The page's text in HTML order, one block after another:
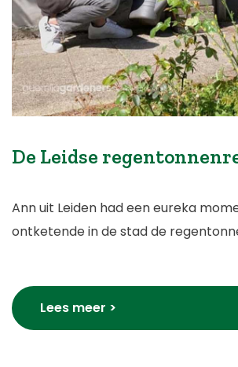
De Leidse
Ann uit Leiden had een eureka
ontketende in de stad de
Lees meer >